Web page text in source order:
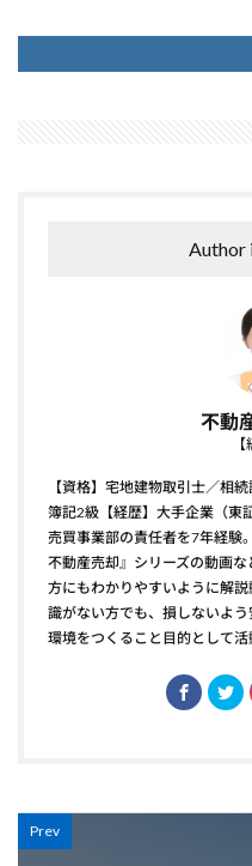
Author
不動
【資格】宅地建物取引士／相
簿記2級【経歴】大手企業（東
売買事業部の責任者を7年経験
不動産売却』シリーズの動画
方にもわかりやすいように解
識がない方でも、損しないよ
環境をつくること目的として活
Prev